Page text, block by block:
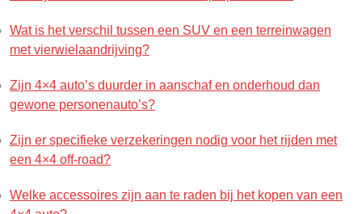
Wat is het verschil tussen een SUV en een terreinwagen
met vierwielaandrijving?
Zijn 4×4 auto’s duurder in aanschaf en onderhoud dan
gewone personenauto’s?
Zijn er specifieke verzekeringen nodig voor het rijden met
een 4×4 off-road?
Welke accessoires zijn aan te raden bij het kopen van een